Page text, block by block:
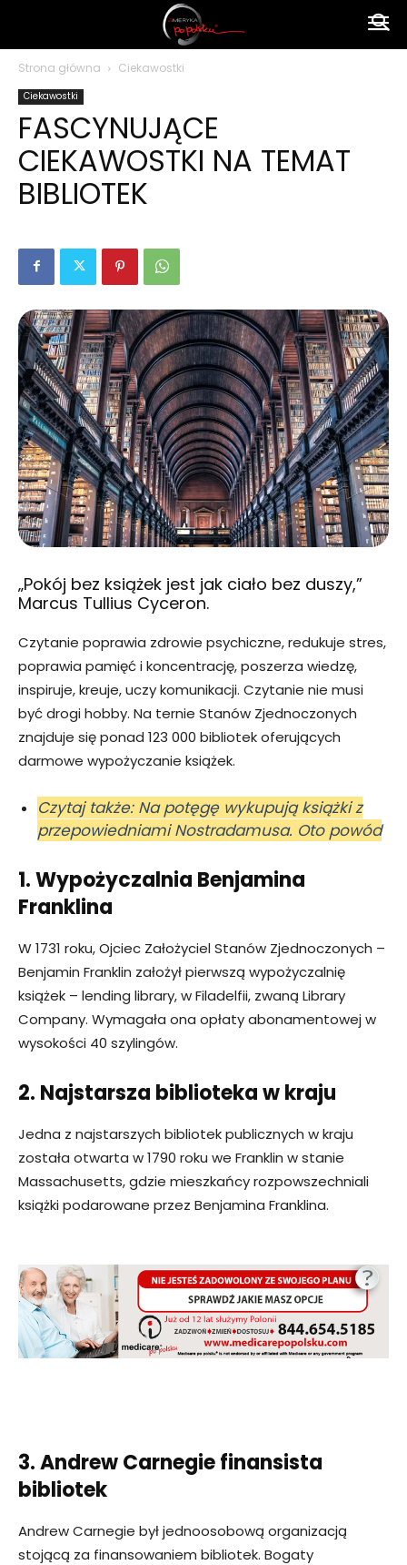
polsku
Strona główna Ciekawostki
Ciekawostki
FASCYNUJĄCE
CIEKAWOSTKI NA TEMAT
BIBLIOTEK
„Pokój bez książek jest jak ciało bez duszy,”
Marcus Tullius Cyceron.
Czytanie poprawia zdrowie psychiczne, redukuje stres,
poprawia pamięć i koncentrację, poszerza wiedzę,
inspiruje, kreuje, uczy komunikacji. Czytanie nie musi
być drogi hobby. Na ternie Stanów Zjednoczonych
znajduje się ponad 123 000 bibliotek oferujących
darmowe wypożyczanie książek.
Czytaj także: Na potęgę wykupują książki z
przepowiedniami Nostradamusa. Oto powód
1. Wypożyczalnia Benjamina
Franklina
W 1731 roku, Ojciec Założyciel Stanów Zjednoczonych –
Benjamin Franklin założył pierwszą wypożyczalnię
książek – lending library, w Filadelfii, zwaną Library
Company. Wymagała ona opłaty abonamentowej w
wysokości 40 szylingów.
2. Najstarsza biblioteka w kraju
Jedna z najstarszych bibliotek publicznych w kraju
została otwarta w 1790 roku we Franklin w stanie
Massachusetts, gdzie mieszkańcy rozpowszechniali
książki podarowane przez Benjamina Franklina.
3. Andrew Carnegie finansista
bibliotek
Andrew Carnegie był jednoosobową organizacją
stojącą za finansowaniem bibliotek. Bogaty